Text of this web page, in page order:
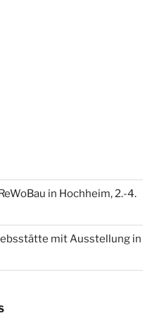
in Hochheim, 2.-4.
mit Ausstellung in